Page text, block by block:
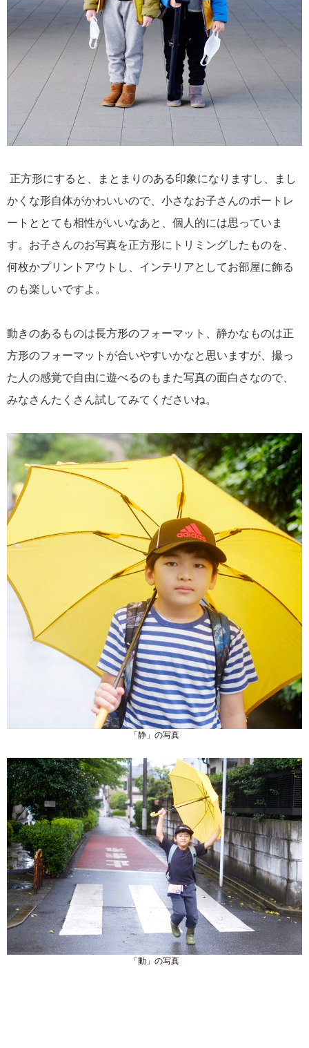
正方形にすると、まとまりのある印象になりますし、まし
かくな形自体がかわいいので、小さなお子さんのポートレ
ートととても相性がいいなあと、個人的には思っていま
す。お子さんのお写真を正方形にトリミングしたものを、
何枚かプリントアウトし、インテリアとしてお部屋に飾る
のも楽しいですよ。
動きのあるものは長方形のフォーマット、静かなものは正
方形のフォーマットが合いやすいかなと思いますが、撮っ
た人の感覚で自由に遊べるのもまた写真の面白さなので、
みなさんたくさん試してみてくださいね。
「静」の写真
「動」の写真